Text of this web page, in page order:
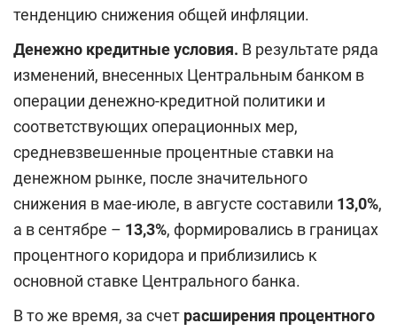
тенденцию снижения общей инфляции.
Денежно кредитные условия. В результате ряда
изменений, внесенных Центральным банком в
операции денежно-кредитной политики и
соответствующих операционных мер,
средневзвешенные процентные ставки на
денежном рынке, после значительного
снижения в мае-июле, в августе составили 13,0%,
а в сентябре – 13,3%, формировались в границах
процентного коридора и приблизились к
основной ставке Центрального банка.
В то же время, за счет расширения процентного